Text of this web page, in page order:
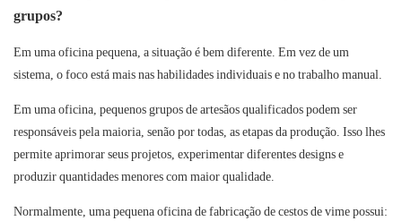
grupos?
Em uma oficina pequena, a situação é bem diferente. Em vez de um
sistema, o foco está mais nas habilidades individuais e no trabalho manual.
Em uma oficina, pequenos grupos de artesãos qualificados podem ser
responsáveis ​​pela maioria, senão por todas, as etapas da produção. Isso lhes
permite aprimorar seus projetos, experimentar diferentes designs e
produzir quantidades menores com maior qualidade.
Normalmente, uma pequena oficina de fabricação de cestos de vimepossui: